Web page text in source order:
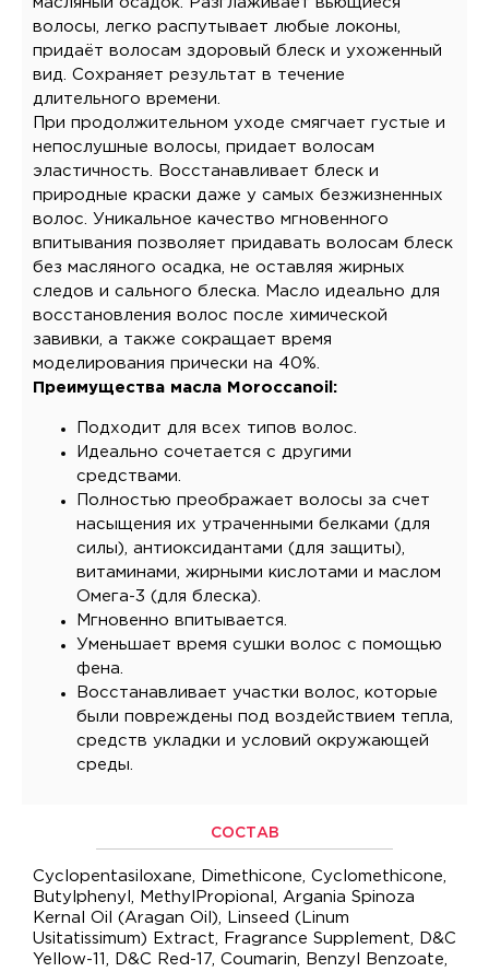
волосы, легко распутывает любые локоны,
придаёт волосам здоровый блеск и ухоженный
вид. Сохраняет результат в течение
длительного времени.
При продолжительном уходе смягчает густые и
непослушные волосы, придает волосам
эластичность. Восстанавливает блеск и
природные краски даже у самых безжизненных
волос. Уникальное качество мгновенного
впитывания позволяет придавать волосам блеск
без масляного осадка, не оставляя жирных
следов и сального блеска. Масло идеально для
восстановления волос после химической
завивки, а также сокращает время
моделирования прически на 40%.
Преимущества масла Moroccanoil:
Подходит для всех типов волос.
Идеально сочетается с другими
средствами.
Полностью преображает волосы за счет
насыщения их утраченными белками (для
силы), антиоксидантами (для защиты),
витаминами, жирными кислотами и маслом
Омега-3 (для блеска).
Мгновенно впитывается.
Уменьшает время сушки волос с помощью
фена.
Восстанавливает участки волос, которые
были повреждены под воздействием тепла,
средств укладки и условий окружающей
среды.
СОСТАВ
Cyclopentasiloxane, Dimethicone, Cyclomethicone,
Butylphenyl, MethylPropional, Argania Spinoza
Kernal Oil (Aragan Oil), Linseed (Linum
Usitatissimum) Extract, Fragrance Supplement, D&C
Yellow-11, D&C Red-17, Coumarin, Benzyl Benzoate,